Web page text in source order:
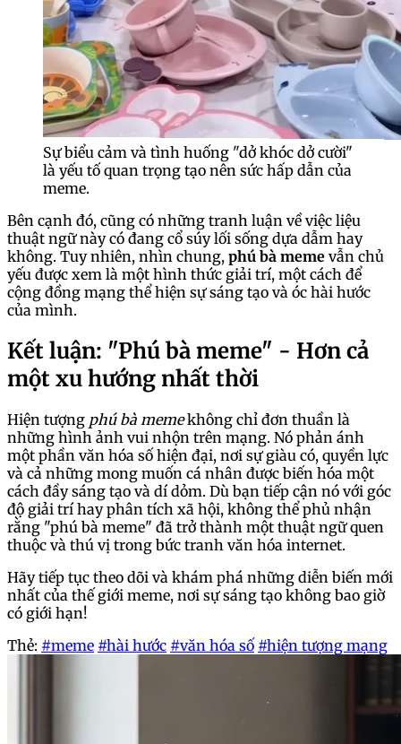
Sự biểu cảm và tình huống "dở khóc dở cười"
là yếu tố quan trọng tạo nên sức hấp dẫn của
meme.
Bên cạnh đó, cũng có những tranh luận về việc liệu
thuật ngữ này có đang cổ súy lối sống dựa dẫm hay
không. Tuy nhiên, nhìn chung, phú bà meme vẫn chủ
yếu được xem là một hình thức giải trí, một cách để
cộng đồng mạng thể hiện sự sáng tạo và óc hài hước
của mình.
Kết luận: "Phú bà meme" - Hơn cả
một xu hướng nhất thời
Hiện tượng phú bà memekhông chỉ đơn thuần là
những hình ảnh vui nhộn trên mạng. Nó phản ánh
một phần văn hóa số hiện đại, nơi sự giàu có, quyền lực
và cả những mong muốn cá nhân được biến hóa một
cách đầy sáng tạo và dí dỏm. Dù bạn tiếp cận nó với góc
độ giải trí hay phân tích xã hội, không thể phủ nhận
rằng "phú bà meme" đã trở thành một thuật ngữ quen
thuộc và thú vị trong bức tranh văn hóa internet.
Hãy tiếp tục theo dõi và khám phá những diễn biến mới
nhất của thế giới meme, nơi sự sáng tạo không bao giờ
có giới hạn!
Thẻ: #meme #hài hước #văn hóa số #hiện tượng mạng